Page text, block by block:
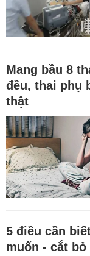
Mang bầu 8
đều, thai phụ
thật
5 điều cần
muốn - cắt